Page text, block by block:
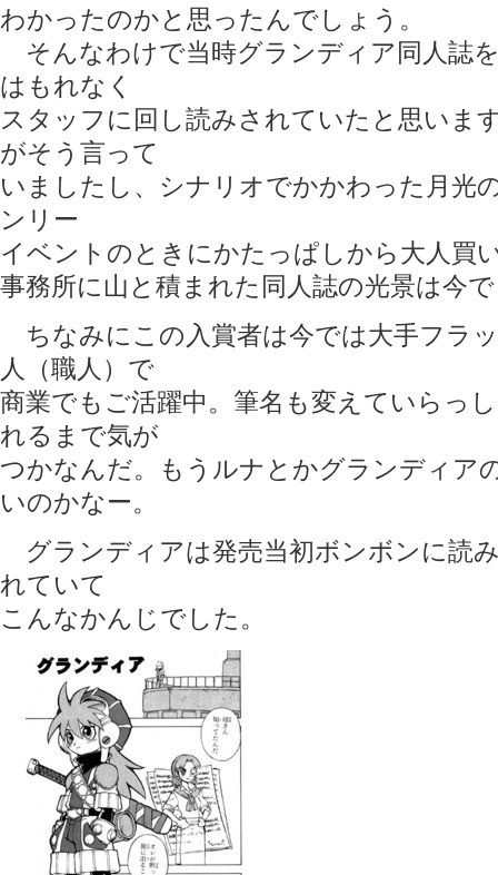
わかったのかと思ったんでしょう。
そんなわけで当時グランディア同人誌
はもれなく
スタッフに回し読みされていたと思いま
がそう言って
いましたし、シナリオでかかわった月光
ンリー
イベントのときにかたっぱしから大人買
事務所に山と積まれた同人誌の光景は今
ちなみにこの入賞者は今では大手フラ
人（職人）で
商業でもご活躍中。筆名も変えていらっ
れるまで気が
つかなんだ。もうルナとかグランディア
いのかなー。
グランディアは発売当初ボンボンに読
れていて
こんなかんじでした。